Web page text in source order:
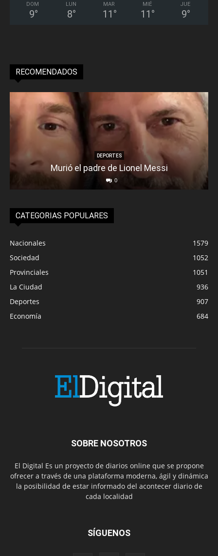
DOM
9°
LUN
8°
MAR
11 °
MIÉ
11 °
JUE
9°
RECOMENDADOS
DEPORTES
Murió el padre de Lionel Messi
0
CATEGORIAS POPULARES
Nacionales
1579
Sociedad
1052
Provinciales
1051
La Ciudad
936
Deportes
907
Economía
684
SOBRE NOSOTROS
El Digital Es un proyecto de diarios online que se propone
ofrecer a través de una plataforma moderna, ágil y dinámica
la posibilidad de estar informado del acontecer diario de
cada localidad
SÍGUENOS